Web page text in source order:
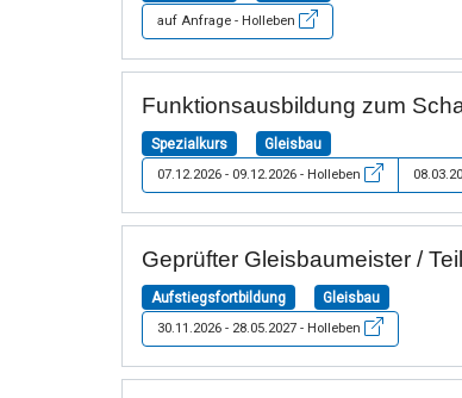
auf Anfrage - Holleben
Funktionsausbildung zum
Spezialkurs Gleisbau
07.12.2026 - 09.12.2026 - Holleben
Geprüfter Gleisbaumeister /
Aufstiegsfortbildung Gleisbau
30.11.2026 - 28.05.2027 - Holleben